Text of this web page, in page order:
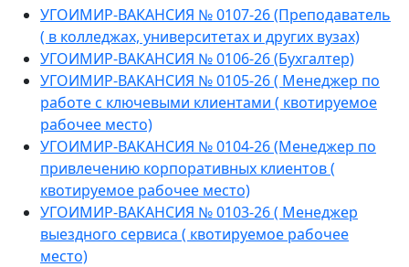
УГОИМИР-ВАКАНСИЯ № 0107-26 (Преподаватель
( в колледжах, университетах и других вузах)
УГОИМИР-ВАКАНСИЯ № 0106-26 (Бухгалтер)
УГОИМИР-ВАКАНСИЯ № 0105-26 ( Менеджер по
работе с ключевыми клиентами ( квотируемое
рабочее место)
УГОИМИР-ВАКАНСИЯ № 0104-26 (Менеджер по
привлечению корпоративных клиентов (
квотируемое рабочее место)
УГОИМИР-ВАКАНСИЯ № 0103-26 ( Менеджер
выездного сервиса ( квотируемое рабочее
место)